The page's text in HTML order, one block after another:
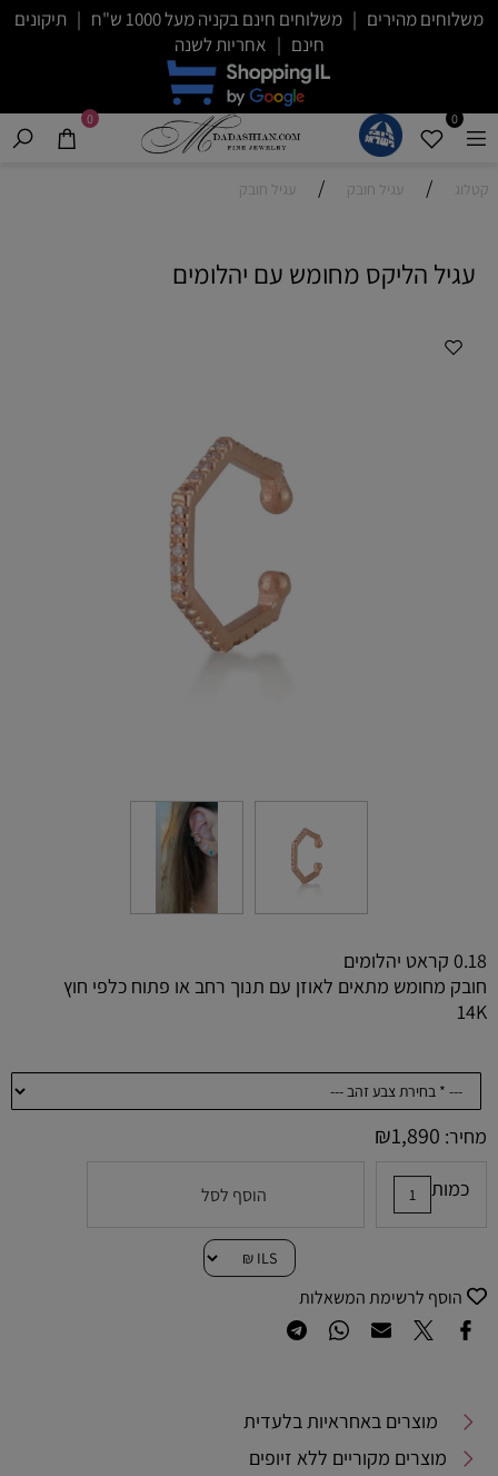
משלוחים מהירים | משלוחים חינם בקניה מעל 1000 ש"ח | תיקונים
חינם | אחריות לשנה
0
0
קטלוג / עגיל חובק / עגיל חובק
עגיל הליקס מחומש עם יהלומים
0.18 קראט יהלומים
חובק מחומש מתאים לאוזן עם תנוך רחב או פתוח כלפי חוץ
14K
מחיר: ₪1,890
כמות הוסף לסל
הוסף לרשימת המשאלות
מוצרים באחראיות בלעדית
מוצרים מקוריים ללא זיופים